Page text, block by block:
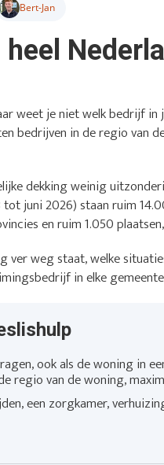
Bert-Jan
weet je niet welk bedrijf
bedrijven in de regio van
dekking weinig
juni 2026) staan ruim
en ruim 1.050
ver weg staat, welke
in elke
ook als de woning in
regio van de woning,
een zorgkamer,